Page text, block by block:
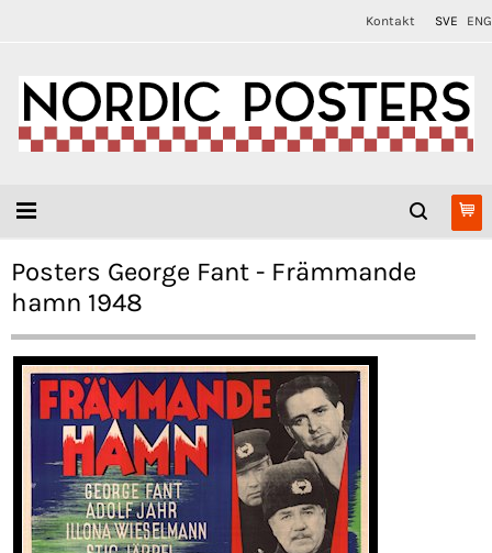
Kontakt SVE ENG
Posters George Fant - Främmande
hamn 1948